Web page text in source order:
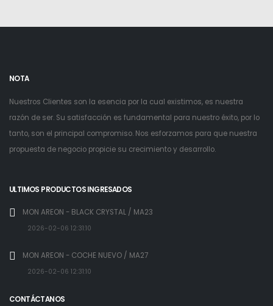
NOTA
Nuestros Clientes son la esencia por la cual existimos, es nuestra
razón de ser. Su satisfacción es fundamental para nuestro éxito, por lo
tanto, son el principal compromiso. Nos esforzamos para que nuestra
propuesta de negocio propicie su crecimiento y desarrollo.
ULTIMOS PRODUCTOS INGRESADOS
MON AREON - BLACK CRYSTAL / MA23
2026-02-06 12:31:10
MON AREON - COCHE NUEVO / MA27
2026-02-06 12:31:10
CONTÁCTANOS